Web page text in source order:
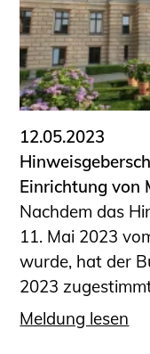
12.05.2023
Einrichtung von
Nachdem das
11. Mai 2023
wurde, hat der
2023
Meldung lesen